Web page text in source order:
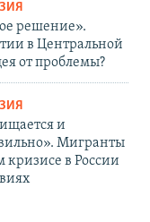
решение».
в Центральной
от проблемы?
и
Мигранты
в России